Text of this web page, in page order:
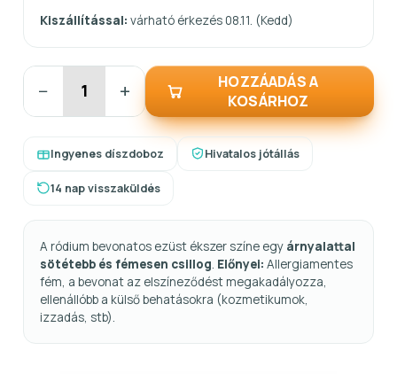
Kiszállítással: várható érkezés 08.11. (Kedd)
− +
HOZZÁADÁS A
KOSÁRHOZ
Ingyenes díszdoboz Hivatalos jótállás
14 nap visszaküldés
A ródium bevonatos ezüst ékszer színe egy árnyalattal
sötétebb és fémesen csillog. Előnyei: Allergiamentes
fém, a bevonat az elszíneződést megakadályozza,
ellenállóbb a külső behatásokra (kozmetikumok,
izzadás, stb).